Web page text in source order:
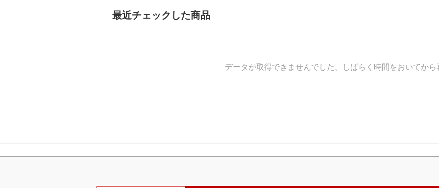
最近チェックした商品
データが取得できませんでした。しばらく時間をおいてから